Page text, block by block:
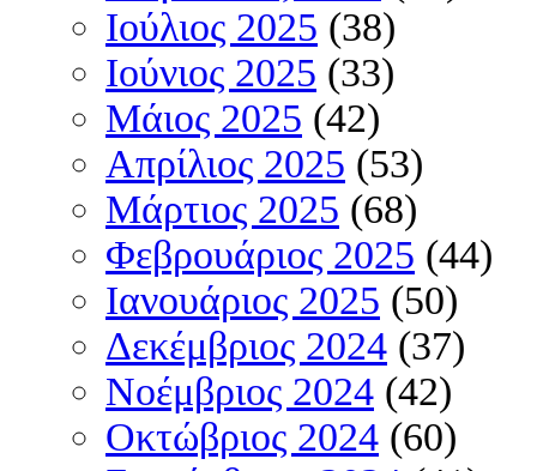
Ιούλιος 2025 (38)
Ιούνιος 2025 (33)
Μάιος 2025 (42)
Απρίλιος 2025 (53)
Μάρτιος 2025 (68)
Φεβρουάριος 2025 (44)
Ιανουάριος 2025 (50)
Δεκέμβριος 2024 (37)
Νοέμβριος 2024 (42)
Οκτώβριος 2024 (60)